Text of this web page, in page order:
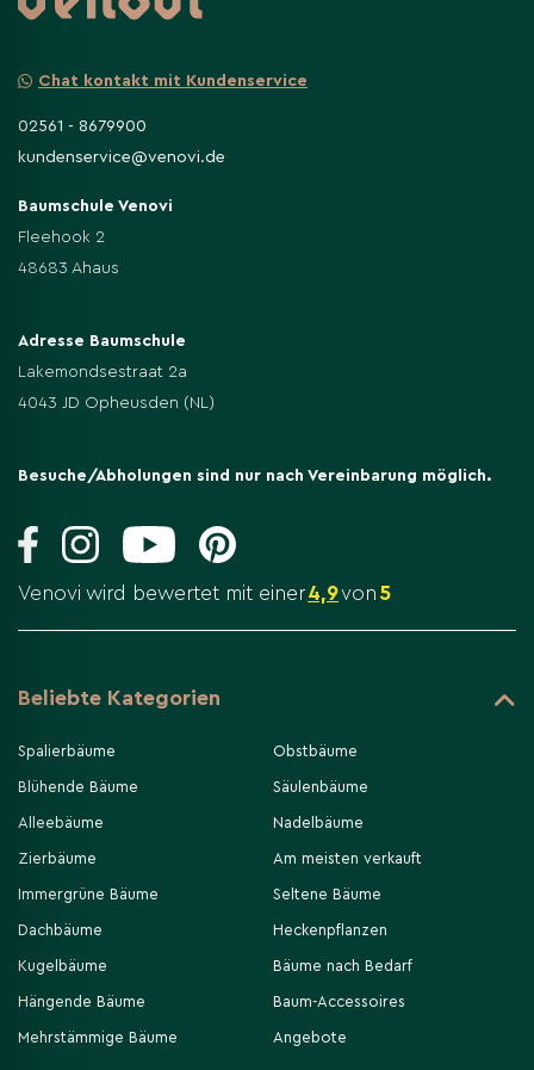
Chat kontakt mit Kundenservice
02561 - 8679900
kundenservice@venovi.de
Baumschule Venovi
Fleehook 2
48683 Ahaus
Adresse Baumschule
Lakemondsestraat 2a
4043 JD Opheusden (NL)
Besuche/Abholungen sind nur nach Vereinbarung möglich.
Venovi wird bewertet mit einer4,9von 5
Beliebte Kategorien
Spalierbäume
Blühende Bäume
Alleebäume
Zierbäume
Immergrüne Bäume
Dachbäume
Kugelbäume
Hängende Bäume
Mehrstämmige Bäume
Obstbäume
Säulenbäume
Nadelbäume
Am meisten verkauft
Seltene Bäume
Heckenpflanzen
Bäume nach Bedarf
Baum-Accessoires
Angebote